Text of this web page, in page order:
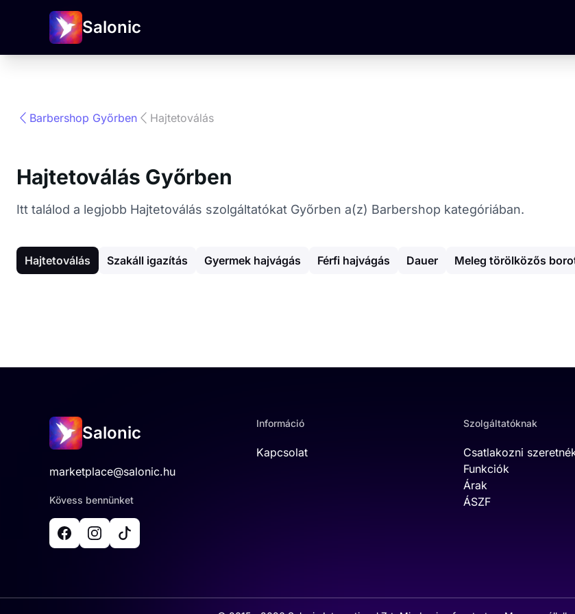
Salonic
Barbershop Győrben Hajtetoválás
Hajtetoválás Győrben
Itt találod a legjobb Hajtetoválás szolgáltatókat Győrben a(z) Barbershop kategóriában.
Hajtetoválás Szakáll igazítás Gyermek hajvágás Férfi hajvágás Dauer Meleg törölközős
Salonic
marketplace@salonic.hu
Kövess bennünket
Információ
Kapcsolat
Szolgáltatóknak
Csatlakozni
Funkciók
Árak
ÁSZF